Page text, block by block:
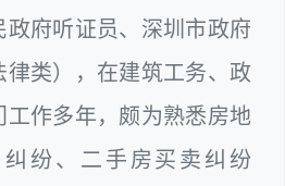
府听证员、深圳市政府
律类），在建筑工务、政
工作多年，颇为熟悉房地
纷、二手房买卖纠纷